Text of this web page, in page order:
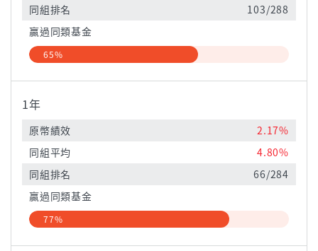
同組排名
103/288
贏過同類基金
65%
1年
原幣績效
2.17%
同組平均
4.80%
同組排名
66/284
贏過同類基金
77%